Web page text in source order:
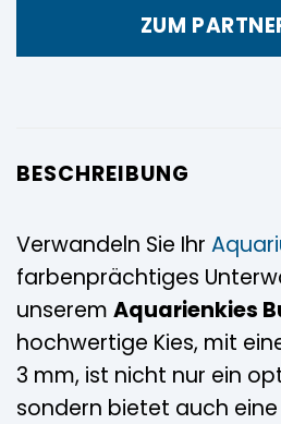
ZUM
BESCHREIBUNG
Verwandeln Sie Ihr
farbenprächtiges
unserem Aquarienkies
hochwertige Kies, mit
3 mm, ist nicht nur ein
sondern bietet auch